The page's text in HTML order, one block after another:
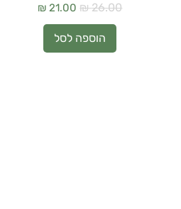
מחיר רגיל מחיר מבצע
הוספה לסל